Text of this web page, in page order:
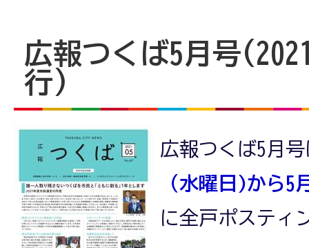
広報つくば5月号
行)
広報つくば5月
（水曜日)から5
に全戸ポスティ